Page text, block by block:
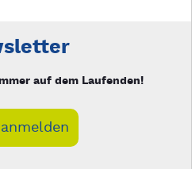
auf dem Laufenden!